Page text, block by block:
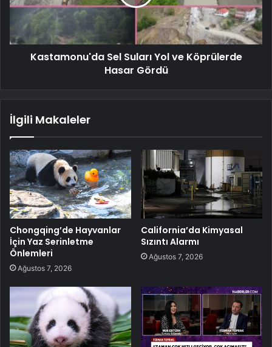
Kastamonu'da Sel Suları Yol ve Köprülerde
Hasar Gördü
İlgili Makaleler
Chongqing’de Hayvanlar
İçin Yaz Serinletme
Önlemleri
Ağustos 7, 2026
California’da Kimyasal
Sızıntı Alarmı
Ağustos 7, 2026